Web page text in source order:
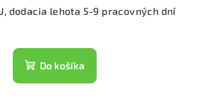
dodacia lehota 5-9 pracovných dní
Do košíka